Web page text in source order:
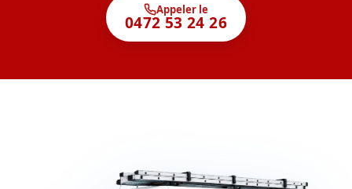
Appeler le
0472 53 24 26